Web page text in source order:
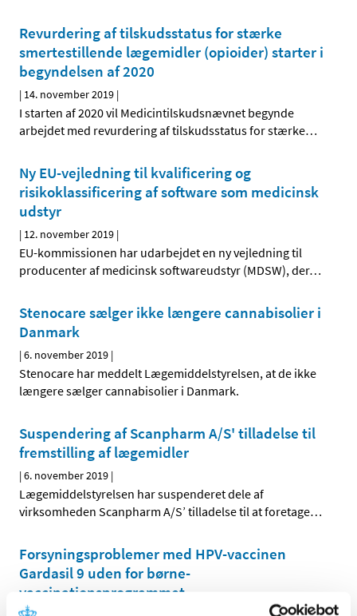
Revurdering af tilskudsstatus for stærke
smertestillende lægemidler (opioider) starter i
begyndelsen af 2020
| 14. november 2019 |
I starten af 2020 vil Medicintilskudsnævnet begynde
arbejdet med revurdering af tilskudsstatus for stærke…
Ny EU-vejledning til kvalificering og
risikoklassificering af software som medicinsk
udstyr
| 12. november 2019 |
EU-kommissionen har udarbejdet en ny vejledning til
producenter af medicinsk softwareudstyr (MDSW), der…
Stenocare sælger ikke længere cannabisolier i
Danmark
|6. november 2019 |
Stenocare har meddelt Lægemiddelstyrelsen, at de ikke
længere sælger cannabisolier i Danmark.
Suspendering af Scanpharm A/S' tilladelse til
fremstilling af lægemidler
|6. november 2019 |
Lægemiddelstyrelsen har suspenderet dele af
virksomheden Scanpharm A/S’ tilladelse til at foretage…
Forsyningsproblemer med HPV-vaccinen
Gardasil 9 uden for børne-
vaccinationsprogrammet